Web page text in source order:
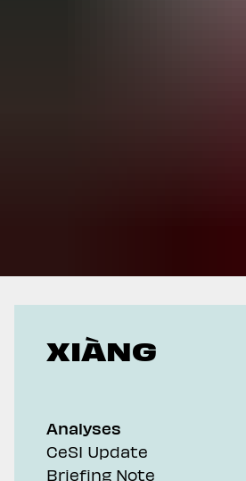
XIÀNG
Analyses
CeSI Update
Briefing Note